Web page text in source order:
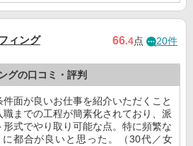
ィング 66.4点 20件
グの口コミ・評判
面が良いお仕事を紹介いただくこと
までの工程が簡素化されており、派
式でやり取り可能な点。特に頻繁な
都合が良いと思った。（30代／女